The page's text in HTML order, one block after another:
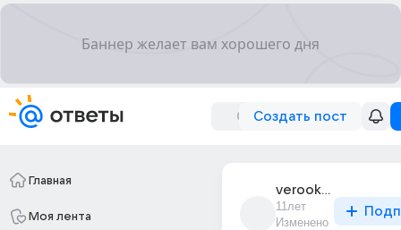
Создать пост
Главная
Моя лента
verooka_fioletova
11лет
Изменено